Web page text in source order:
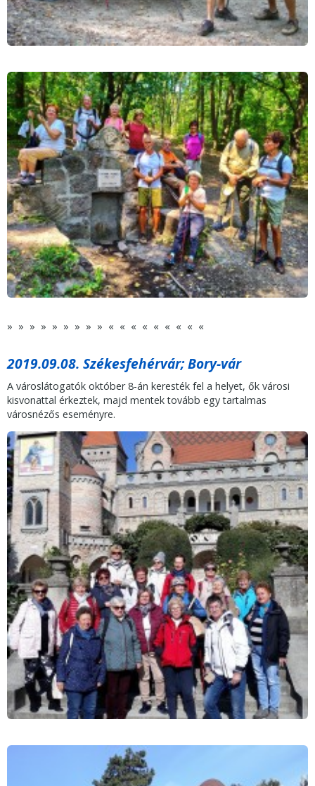
» » » » » » » » » « « « « « « « « «
2019.09.08. Székesfehérvár; Bory-vár
A városlátogatók október 8-án keresték fel a helyet, ők városi
kisvonattal érkeztek, majd mentek tovább egy tartalmas
városnézős eseményre.